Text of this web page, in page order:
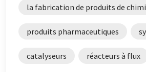
la fabrication de produits de
produits pharmaceutiques
catalyseurs réacteurs à flux